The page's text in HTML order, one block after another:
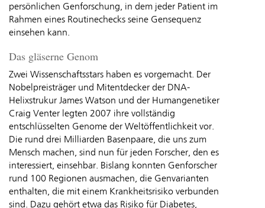
persönlichen Genforschung, in dem jeder Patient im
Rahmen eines Routinechecks seine Gensequenz
einsehen kann.
Das gläserne Genom
Zwei Wissenschaftsstars haben es vorgemacht. Der
Nobelpreisträger und Mitentdecker der DNA-
Helixstrukur James Watson und der Humangenetiker
Craig Venter legten 2007 ihre vollständig
entschlüsselten Genome der Weltöffentlichkeit vor.
Die rund drei Milliarden Basenpaare, die uns zum
Mensch machen, sind nun für jeden Forscher, den es
interessiert, einsehbar. Bislang konnten Genforscher
rund 100 Regionen ausmachen, die Genvarianten
enthalten, die mit einem Krankheitsrisiko verbunden
sind. Dazu gehört etwa das Risiko für Diabetes,